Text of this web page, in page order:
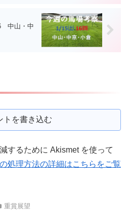
中山・中
トを書き込む
するために Akismet を使って
処理方法の詳細はこちらをご覧
重賞展望